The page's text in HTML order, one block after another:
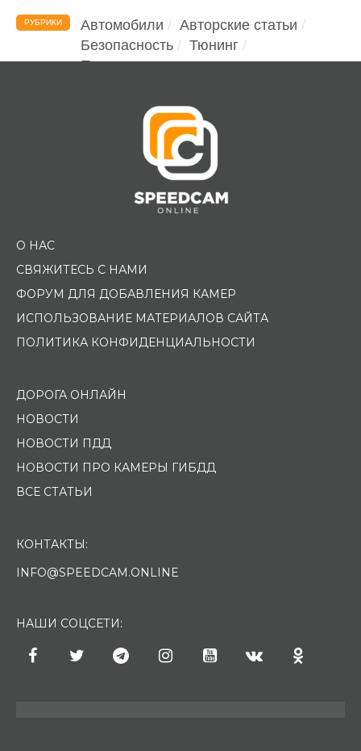
РУБРИКИ Автомобили
Авторские статьи
Безопасность
Тюнинг
Помощь водителю
О НАС
СВЯЖИТЕСЬ С НАМИ
ФОРУМ ДЛЯ ДОБАВЛЕНИЯ КАМЕР
ИСПОЛЬЗОВАНИЕ МАТЕРИАЛОВ САЙТА
ПОЛИТИКА КОНФИДЕНЦИАЛЬНОСТИ
ДОРОГА ОНЛАЙН
НОВОСТИ
НОВОСТИ ПДД
НОВОСТИ ПРО КАМЕРЫ ГИБДД
ВСЕ СТАТЬИ
КОНТАКТЫ:
INFO@SPEEDCAM.ONLINE
НАШИ СОЦСЕТИ: